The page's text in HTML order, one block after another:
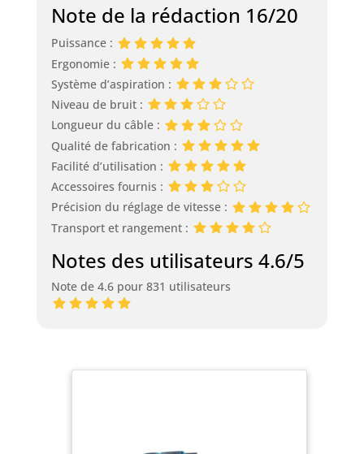
Note de la rédaction 16/20
Puissance :
Ergonomie :
Système d’aspiration :
Niveau de bruit :
Longueur du câble :
Qualité de fabrication :
Facilité d’utilisation :
Accessoires fournis :
Précision du réglage de vitesse :
Transport et rangement :
Notes des utilisateurs 4.6/5
Note de 4.6 pour 831 utilisateurs